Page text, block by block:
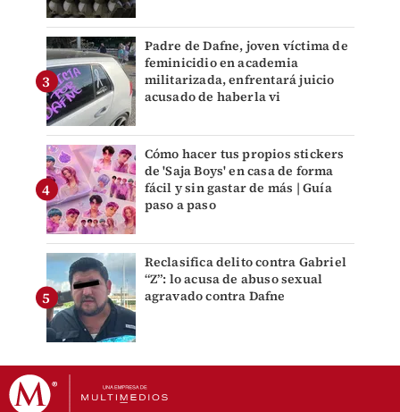
Padre de Dafne, joven víctima de
feminicidio en academia
militarizada, enfrentará juicio
acusado de haberla vi
Cómo hacer tus propios stickers
de 'Saja Boys' en casa de forma
fácil y sin gastar de más | Guía
paso a paso
Reclasifica delito contra Gabriel
“Z”: lo acusa de abuso sexual
agravado contra Dafne